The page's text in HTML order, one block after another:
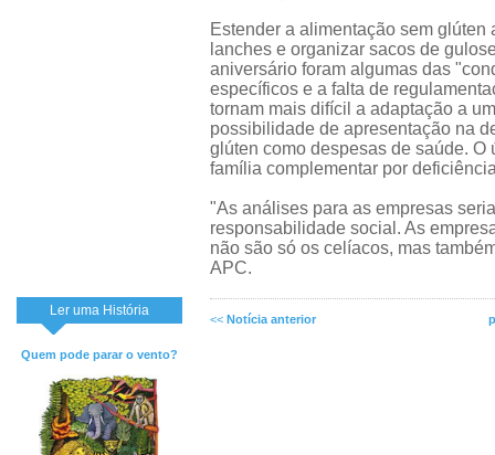
Ler uma História
Quem pode parar o vento?
Estender a alimentação sem
lanches e organizar sacos de
aniversário foram algumas das
específicos e a falta de
tornam mais difícil a adaptação a
possibilidade de apresentação na
glúten como despesas de saúde.
família complementar por
"As análises para as empresas
responsabilidade social. As
não são só os celíacos, mas
APC.
<< Notícia anterior